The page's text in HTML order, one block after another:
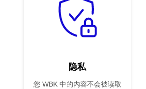
隐私
您 WBK 中的内容不会被读取